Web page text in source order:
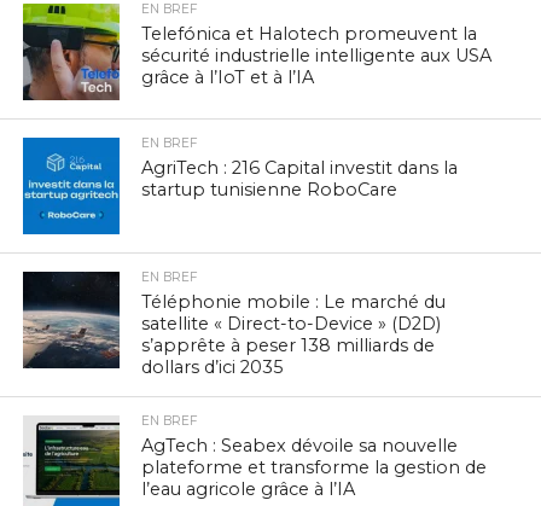
EN BREF
Telefónica et Halotech promeuvent la
sécurité industrielle intelligente aux USA
grâce à l’IoT et à l’IA
EN BREF
AgriTech : 216 Capital investit dans la
startup tunisienne RoboCare
EN BREF
Téléphonie mobile : Le marché du
satellite « Direct-to-Device » (D2D)
s’apprête à peser 138 milliards de
dollars d’ici 2035
EN BREF
AgTech : Seabex dévoile sa nouvelle
plateforme et transforme la gestion de
l’eau agricole grâce à l’IA